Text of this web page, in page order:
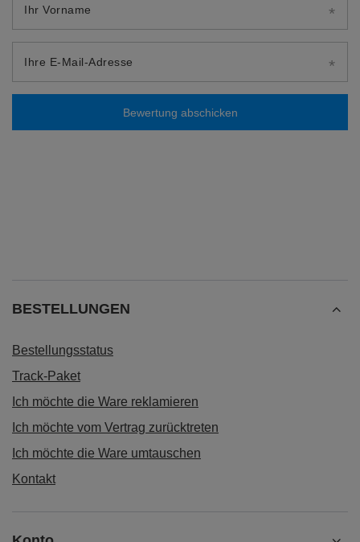
Ihr Vorname
Ihre E-Mail-Adresse
Bewertung abschicken
BESTELLUNGEN
Bestellungsstatus
Track-Paket
Ich möchte die Ware reklamieren
Ich möchte vom Vertrag zurücktreten
Ich möchte die Ware umtauschen
Kontakt